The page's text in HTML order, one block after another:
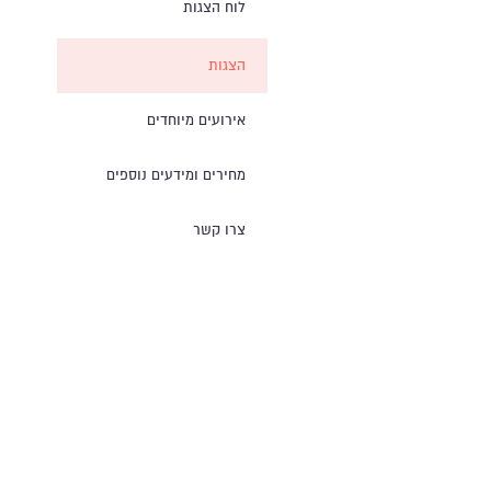
לוח הצגות
הצגות
אירועים מיוחדים
מחירים ומידעים נוספים
צרו קשר